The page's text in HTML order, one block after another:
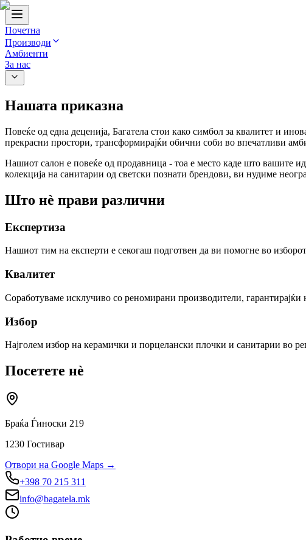
Почетна
Производи
Амбиенти
За нас
Нашата приказна
Повеќе од една деценија, Багатела стои како симбол за квалитет и
прекрасни простори, трансформирајќи обични соби во впечатливи
Нашиот салон е повеќе од продавница - тоа е место каде што вашите
колекција на санитарии од светски познати брендови, ви нудиме
Што нè прави различни
Експертиза
Нашиот тим на експерти е секогаш подготвен да ви помогне во
Квалитет
Соработуваме исклучиво со реномирани производители, гарантирајќи
Избор
Најголем избор на керамички и порцелански плочки и санитарии во
Посетете нè
Браќа Ѓиноски 219
1230 Гостивар
Отвори на Google Maps →
+398 70 215 311
info@bagatela.mk